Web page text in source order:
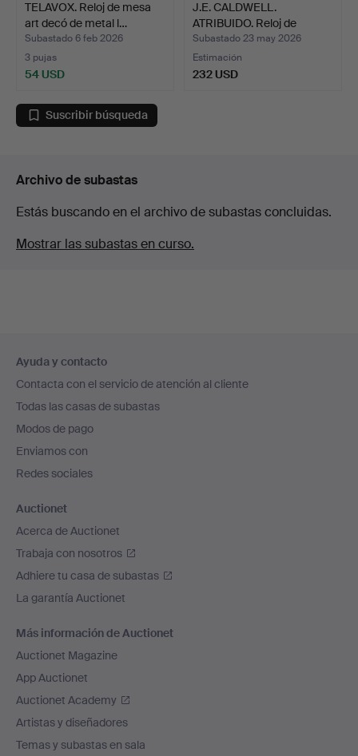
TELAVOX. Reloj de mesa
art decó de metal l…
Subastado 6 feb 2026
3 pujas
54 USD
J.E. CALDWELL.
ATRIBUIDO. Reloj de
carruaj…
Subastado 23 may 2026
Estimación
232 USD
Suscribir búsqueda
Archivo de subastas
Estás buscando en el archivo de subastas concluidas.
Mostrar las subastas en curso.
en
el
pie
de
página
Ayuda y contacto
Contacta con el servicio de atención al cliente
Todas las casas de subastas
Modos de pago
Enviamos con
Redes sociales
Auctionet
Acerca de Auctionet
Trabaja con nosotros
Adhiere tu casa de subastas
La garantía Auctionet
Más información de Auctionet
Auctionet Magazine
App Auctionet
Auctionet Academy
Artistas y diseñadores
Temas y subastas en sala